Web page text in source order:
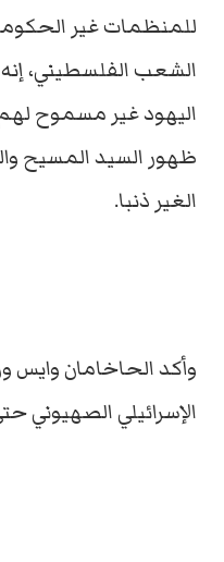
للمنظمات غير
الشعب الفلسطيني، إنه
اليهود غير مسموح
ظهور السيد المسيح
الغير ذنبا.
وأكد الحاخامان وايس
الإسرائيلي الصهيوني